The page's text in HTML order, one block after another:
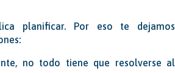
planificar. Por eso te dejamos
no todo tiene que resolverse al